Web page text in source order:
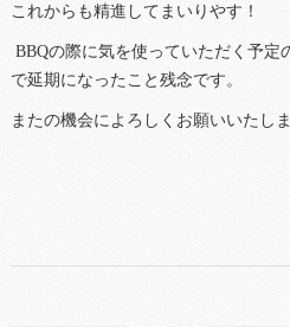
これからも精進してまいりやす！
BBQの際に気を使っていただく予定
で延期になったこと残念です。
またの機会によろしくお願いいたしま